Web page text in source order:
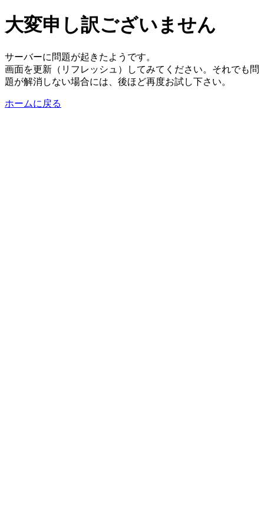
大変申し訳ございません
サーバーに問題が起きたようです。
画面を更新（リフレッシュ）してみてください。それでも問
題が解消しない場合には、後ほど再度お試し下さい。
ホームに戻る